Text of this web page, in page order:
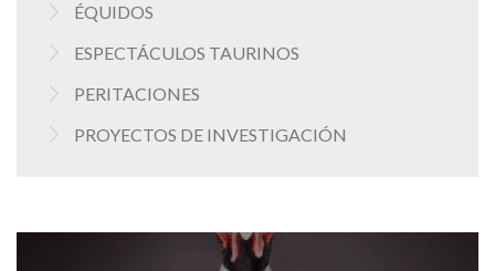
ÉQUIDOS
ESPECTÁCULOS TAURINOS
PERITACIONES
PROYECTOS DE INVESTIGACIÓN